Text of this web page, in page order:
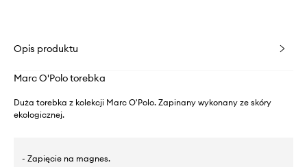
Opis produktu
Marc O'Polo torebka
Duża torebka z kolekcji Marc O'Polo. Zapinany wykonany ze skóry
ekologicznej.
- Zapięcie na magnes.